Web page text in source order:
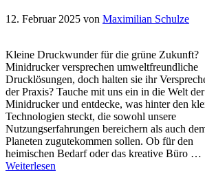
12. Februar 2025 von Maximilian Schulze
Kleine Druckwunder für die grüne Zukunft?
Minidrucker versprechen umweltfreundliche
Drucklösungen, doch halten sie ihr
der Praxis? Tauche mit uns ein in die Welt der
Minidrucker und entdecke, was hinter den
Technologien steckt, die sowohl unsere
Nutzungserfahrungen bereichern als auch
Planeten zugutekommen sollen. Ob für den
heimischen Bedarf oder das kreative Büro …
Weiterlesen